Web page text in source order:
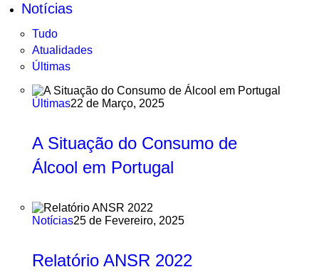
Notícias
Tudo
Atualidades
Últimas
Últimas22 de Março, 2025
A Situação do Consumo de
Álcool em Portugal
Notícias25 de Fevereiro, 2025
Relatório ANSR 2022